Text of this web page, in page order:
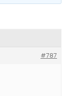
#787